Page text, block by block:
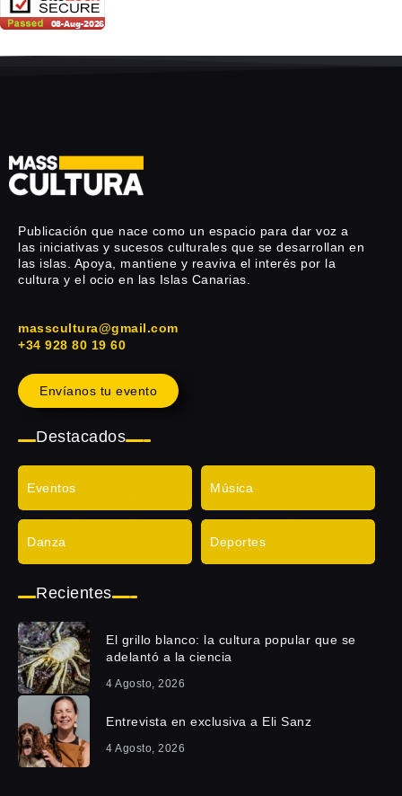
Publicación que nace como un espacio para dar voz a
las iniciativas y sucesos culturales que se desarrollan en
las islas. Apoya, mantiene y reaviva el interés por la
cultura y el ocio en las Islas Canarias.
masscultura@gmail.com
+34 928 80 19 60
Envíanos tu evento
Destacados
Eventos Música
Danza Deportes
Recientes
El grillo blanco: la cultura popular que se
adelantó a la ciencia
4 Agosto, 2026
Entrevista en exclusiva a Eli Sanz
4 Agosto, 2026